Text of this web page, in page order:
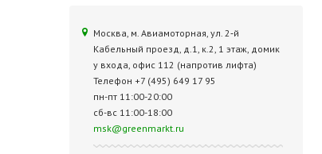
Москва, м. Авиамоторная, ул. 2‑й
Кабельный проезд, д.1, к.2, 1 этаж, домик
у входа, офис 112 (напротив лифта)
Телефон +7 (495) 649 17 95
пн-пт 11:00-20:00
сб-вс 11:00-18:00
msk@greenmarkt.ru